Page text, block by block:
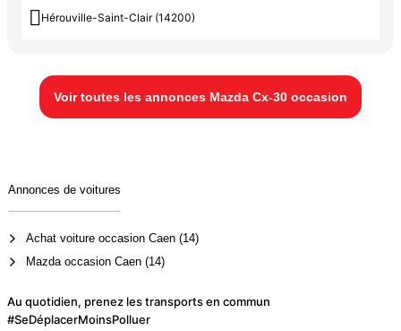
 Hérouville-Saint-Clair (14200)
Voir toutes les annonces Mazda Cx-30 occasion
Annonces de voitures
Achat voiture occasion Caen (14)
Mazda occasion Caen (14)
Au quotidien, prenez les transports en commun
#SeDéplacerMoinsPolluer